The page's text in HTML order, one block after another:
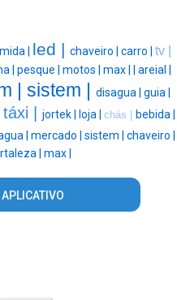
| led | chaveiro | carro | tv |
| pesque | motos | max | | areial |
| sistem | disagua | guia |
táxi | jortek | loja | chás | bebida |
| mercado | sistem | chaveiro |
| max |